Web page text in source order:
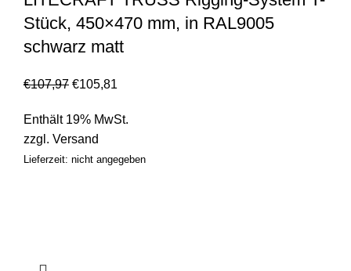
Stück, 450×470 mm, in RAL9005
schwarz matt
€107,97 €105,81
Enthält 19% MwSt.
zzgl. Versand
Lieferzeit: nicht angegeben